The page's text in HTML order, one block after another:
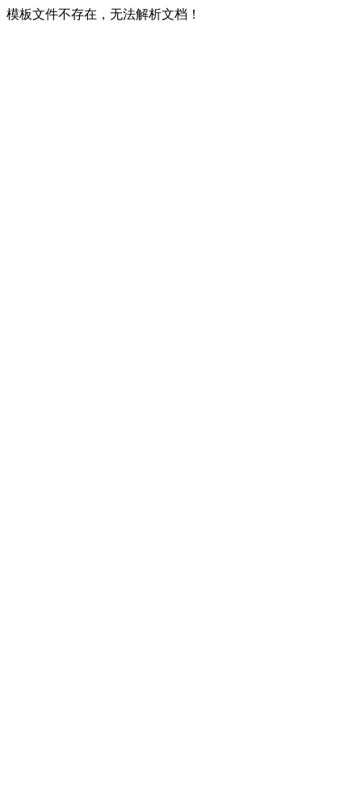
模板文件不存在，无法解析文档！